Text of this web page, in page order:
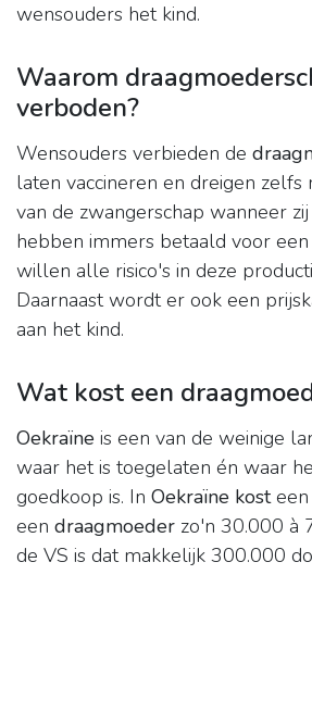
wensouders het kind.
Waarom
verboden?
Wensouders verbieden de
laten vaccineren en dreigen
van de zwangerschap wanneer
hebben immers betaald voor een
willen alle risico's in deze
Daarnaast wordt er ook een
aan het kind.
Wat kost een
Oekraïne is een van de weinige
waar het is toegelaten én waar
goedkoop is. In Oekraïne kosteen
een draagmoeder zo'n 30.000 à
de VS is dat makkelijk 300.000